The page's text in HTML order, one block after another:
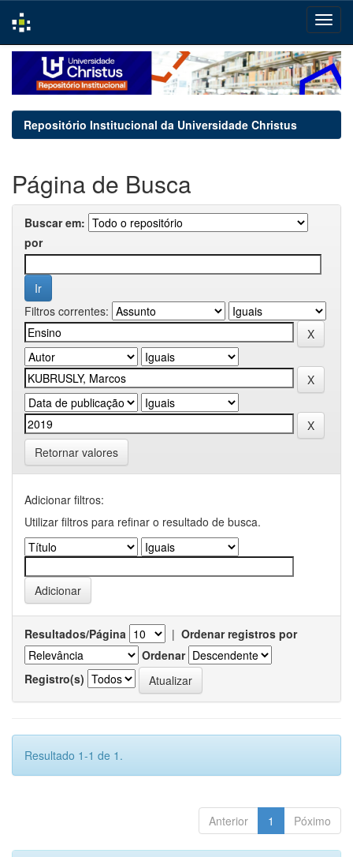
navigation
Repositório Institucional da Universidade Christus
Página de Busca
Buscar em:
por
Filtros correntes:
Retornar valores
Adicionar filtros:
Utilizar filtros para refinar o resultado de busca.
Resultados/Página | Ordenar registros por
Ordenar
Registro(s)
Resultado 1-1 de 1.
Anterior 1 Póximo